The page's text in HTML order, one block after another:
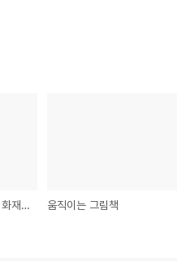
레이져를 이용한 디지털 화재 훈련! 움직이는 그림책